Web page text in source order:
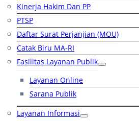
Kinerja Hakim Dan PP
PTSP
Daftar Surat Perjanjian (MOU)
Catak Biru MA-RI
Fasilitas Layanan Publik
Layanan Online
Sarana Publik
Layanan Informasi